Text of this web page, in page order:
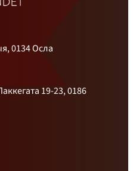
0134 Осла
19-23, 0186